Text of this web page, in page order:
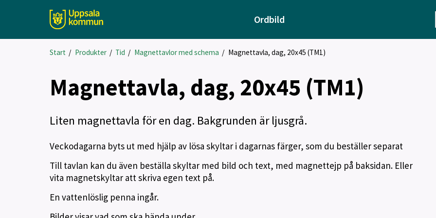
Ordbild
Start / Produkter/ Tid / Magnettavlor med schema / Magnettavla, dag, 20x45 (TM1)
Magnettavla, dag, 20x45 (TM1)
Liten magnettavla för en dag. Bakgrunden är ljusgrå.
Veckodagarna byts ut med hjälp av lösa skyltar i dagarnas färger, som du beställer separat
Till tavlan kan du även beställa skyltar med bild och text, med magnettejp på baksidan. Eller
vita magnetskyltar att skriva egen text på.
En vattenlöslig penna ingår.